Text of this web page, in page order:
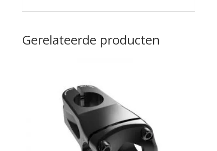
Gerelateerde producten